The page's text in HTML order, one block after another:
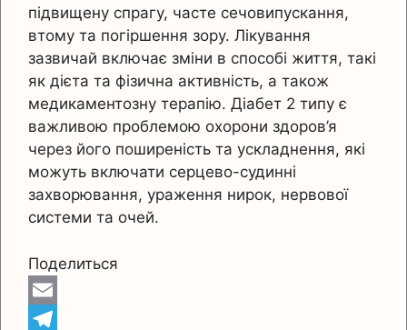
підвищену спрагу, часте сечовипускання,
втому та погіршення зору. Лікування
зазвичай включає зміни в способі життя, такі
як дієта та фізична активність, а також
медикаментозну терапію. Діабет 2 типу є
важливою проблемою охорони здоров’я
через його поширеність та ускладнення, які
можуть включати серцево-судинні
захворювання, ураження нирок, нервової
системи та очей.
Поделиться
E